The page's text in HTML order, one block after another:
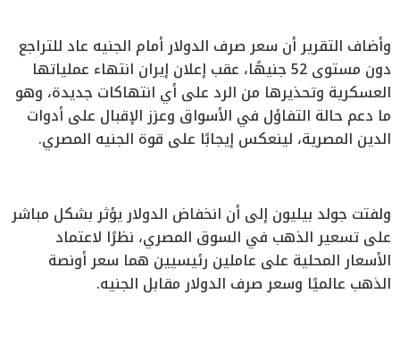
وأضاف التقرير أن سعر صرف الدولار أمام الجنيه عاد للتراجع
دون مستوى 52 جنيهًا، عقب إعلان إيران انتهاء عملياتها
العسكرية وتحذيرها من الرد على أي انتهاكات جديدة، وهو
ما دعم حالة التفاؤل في الأسواق وعزز الإقبال على أدوات
الدين المصرية، لينعكس إيجابًا على قوة الجنيه المصري.
ولفتت جولد بيليون إلى أن انخفاض الدولار يؤثر بشكل مباشر
على تسعير الذهب في السوق المصري، نظرًا لاعتماد
الأسعار المحلية على عاملين رئيسيين هما سعر أونصة
الذهب عالميًا وسعر صرف الدولار مقابل الجنيه.